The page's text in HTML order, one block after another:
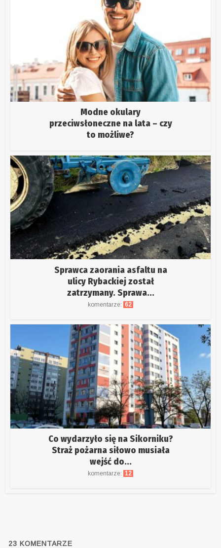
Modne okulary
przeciwsłoneczne na lata – czy
to możliwe?
Sprawca zaorania asfaltu na
ulicy Rybackiej został
zatrzymany. Sprawa...
komentarze: 62
Co wydarzyło się na Sikorniku?
Straż pożarna siłowo musiała
wejść do...
komentarze: 12
23 KOMENTARZE